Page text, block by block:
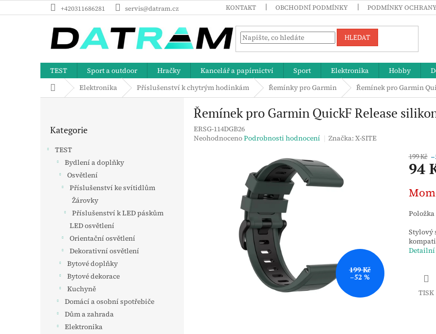
na
+420311686281 servis@datram.cz KONTAKT OBCHODNÍ PODMÍNKY PODMÍNKY
HLEDAT
TEST Sport a outdoor Hračky Kancelář a papírnictví Sport Elektronika Hobby
Domů Elektronika Příslušenství k chytrým hodinkám Řemínky pro Garmin Řemínek pro Garmin
kategorie
Kategorie
TEST
Bydlení a doplňky
Osvětlení
Příslušenství ke svítidlům
Žárovky
Příslušenství k LED páskům
LED osvětlení
Orientační osvětlení
Dekorativní osvětlení
Bytové doplňky
Bytové dekorace
Kuchyně
Domácí a osobní spotřebiče
Dům a zahrada
Elektronika
Řemínek pro Garmin QuickF Release
ERSG-114DGB26
Průměrné
NeohodnocenoPodrobnosti hodnocení Značka:X-SITE
199 Kč
–52 %
199 Kč
94
cena:
Stylový
TISK